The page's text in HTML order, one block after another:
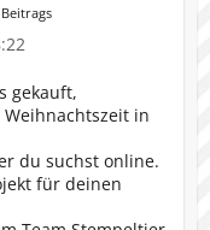
gekauft,
in
du suchst online.
für deinen